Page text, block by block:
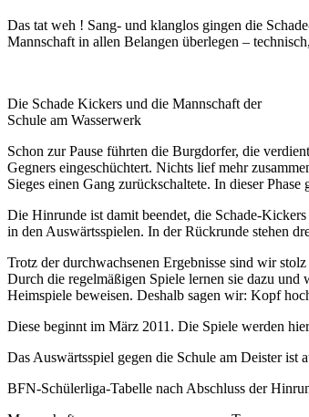
Das tat weh ! Sang- und klanglos gingen die
Mannschaft in allen Belangen überlegen –
Die Schade Kickers und die Mannschaft der
Schule am Wasserwerk
Schon zur Pause führten die Burgdorfer, die
Gegners eingeschüchtert. Nichts lief mehr
Sieges einen Gang zurückschaltete. In dieser
Die Hinrunde ist damit beendet, die Schade-
in den Auswärtsspielen. In der Rückrunde stehen
Trotz der durchwachsenen Ergebnisse sind wir
Durch die regelmäßigen Spiele lernen sie dazu
Heimspiele beweisen. Deshalb sagen wir: Kopf
Diese beginnt im März 2011. Die Spiele werden
Das Auswärtsspiel gegen die Schule am Deister
BFN-Schülerliga-Tabelle nach Abschluss der